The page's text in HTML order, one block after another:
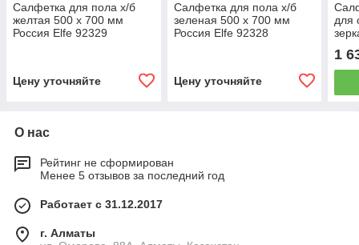
Салфетка для пола х/б
желтая 500 х 700 мм
Россия Elfe 92329
Цену уточняйте
Салфетка для пола х/б
зеленая 500 х 700 мм
Россия Elfe 92328
Цену уточняйте
для
1
О нас
Рейтинг не сформирован
Менее 5 отзывов за последний год
Работает с 31.12.2017
г. Алматы